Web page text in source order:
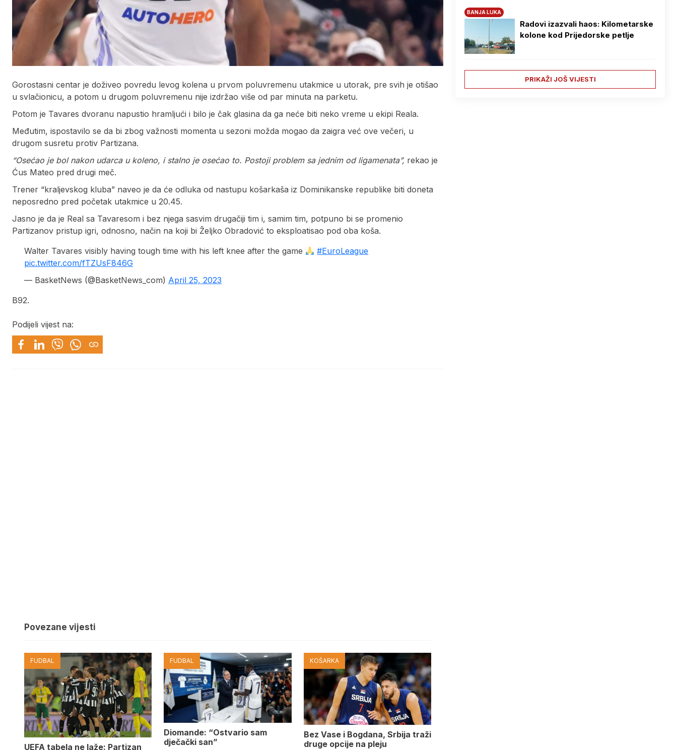
Gorostasni centar je doživeo povredu levog kolena u prvom poluvremenu utakmice u utorak, pre svih je otišao
u svlačionicu, a potom u drugom poluvremenu nije izdržao više od par minuta na parketu.
Potom je Tavares dvoranu napustio hramljući i bilo je čak glasina da ga neće biti neko vreme u ekipi Reala.
Međutim, ispostavilo se da bi zbog važnosti momenta u sezoni možda mogao da zaigra već ove večeri, u
drugom susretu protiv Partizana.
“Osećao je bol nakon udarca u koleno, i stalno je osećao to. Postoji problem sa jednim od ligamenata”, rekao je
Ćus Mateo pred drugi meč.
Trener “kraljevskog kluba” naveo je da će odluka od nastupu košarkaša iz Dominikanske republike biti doneta
neposredno pred početak utakmice u 20.45.
Jasno je da je Real sa Tavaresom i bez njega sasvim drugačiji tim i, samim tim, potpuno bi se promenio
Partizanov pristup igri, odnosno, način na koji bi Željko Obradović to eksploatisao pod oba koša.
Walter Tavares visibly having tough time with his left knee after the game
#EuroLeague
pic.twitter.com/fTZUsF846G
— BasketNews (@BasketNews_com) April 25, 2023
B92.
Podijeli vijest na:
Povezane vijesti
FUDBAL
UEFA tabela ne laže: Partizan
FUDBAL
Diomande: “Ostvario sam
dječački san”
KOŠARKA
Bez Vase i Bogdana, Srbija traži
druge opcije na pleju
BANJA LUKA
Radovi izazvali haos: Kilometarske
kolone kod Prijedorske petlje
PRIKAŽI JOŠ VIJESTI